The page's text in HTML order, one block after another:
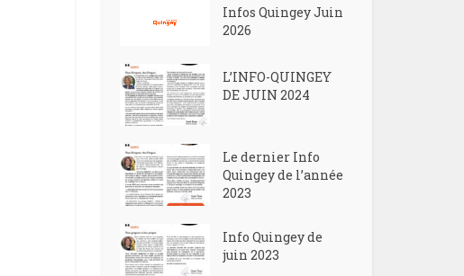
Infos Quingey Juin
2026
L’INFO-QUINGEY
DE JUIN 2024
Le dernier Info
Quingey de l’année
2023
Info Quingey de
juin 2023